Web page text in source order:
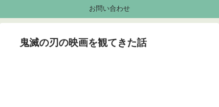
お問い合わせ
鬼滅の刃の映画を観てきた話